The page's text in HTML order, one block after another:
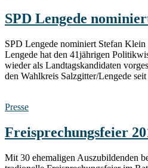
SPD Lengede
SPD Lengede nominiert Stefan
Lengede hat den 41jährigen
wieder als Landtagskandidaten
den Wahlkreis Salzgitter/Lengede
Presse
Freisprechungsfeier
Mit 30 ehemaligen Auszubildenden